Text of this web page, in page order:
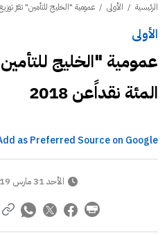
الرئيسية / الأولى / عمومية "الخليج للتأمين" تقرّ توزيع 36 في المئة نقداًعن
الأولى
المئة نقداًعن 2018
as Preferred Source on Google
الأحد 31 مارس 2019